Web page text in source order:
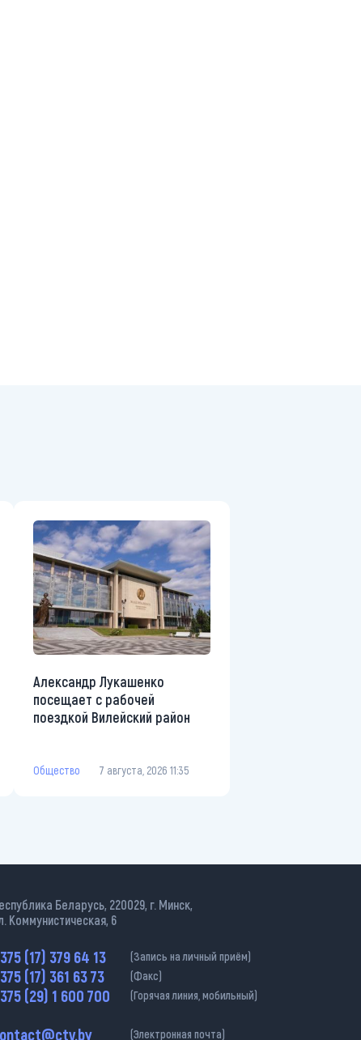
Александр Лукашенко
посещает с рабочей
поездкой Вилейский район
Общество 7 августа, 2026 11:35
Беларусь, 220029, г. Минск,
Коммунистическая, 6
(17) 379 64 13 (Запись на личный приём)
(17) 361 63 73 (Факс)
(29) 1 600 700 (Горячая линия, мобильный)
(Электронная почта)